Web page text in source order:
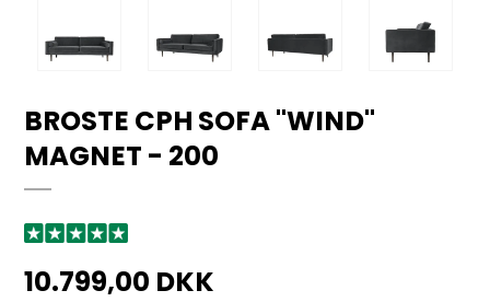
BROSTE CPH SOFA "WIND"
MAGNET - 200
10.799,00 DKK